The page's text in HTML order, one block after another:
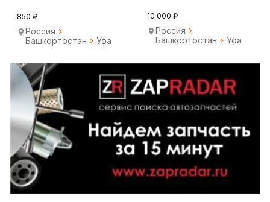
850 ₽
Россия
Башкортостан
Уфа
10 000 ₽
Россия
Башкортостан
Уфа